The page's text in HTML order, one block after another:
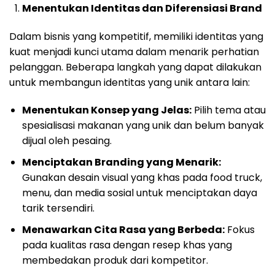
Menentukan Identitas dan Diferensiasi Brand
Dalam bisnis yang kompetitif, memiliki identitas yang
kuat menjadi kunci utama dalam menarik perhatian
pelanggan. Beberapa langkah yang dapat dilakukan
untuk membangun identitas yang unik antara lain:
Menentukan Konsep yang Jelas:Pilih tema atau
spesialisasi makanan yang unik dan belum banyak
dijual oleh pesaing.
Menciptakan Branding yang Menarik:
Gunakan desain visual yang khas pada food truck,
menu, dan media sosial untuk menciptakan daya
tarik tersendiri.
Menawarkan Cita Rasa yang Berbeda:Fokus
pada kualitas rasa dengan resep khas yang
membedakan produk dari kompetitor.